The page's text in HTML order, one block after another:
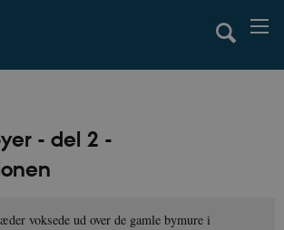
- del 2 -
voksede ud over de gamle bymure i